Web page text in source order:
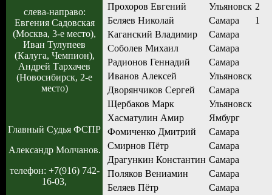
слева-направо:
Евгения Садовская
(Москва, 3-е место),
Иван Тулупеев
(Калуга, Чемпион),
Андрей Тархачев
(Новосибирск, 2-е
место)
Главный Судья ФСПР
Александр Молчанов.
телефон: +7(916) 742-
16-03,
Прохоров Евгений
Ульяновск 2
Беляев Николай
Самара
1
Каганский Владимир
Самара
Соболев Михаил
Самара
Радионов Геннадий
Самара
Иванов Алексей
Ульяновск
Дворянчиков Сергей
Самара
Щербаков Марк
Ульяновск
Хасматулин Амир
Ямбург
Фомиченко Дмитрий
Самара
Смирнов Пётр
Самара
Драгункин Константин Самара
Поляков Вениамин
Самара
Беляев Пётр
Самара